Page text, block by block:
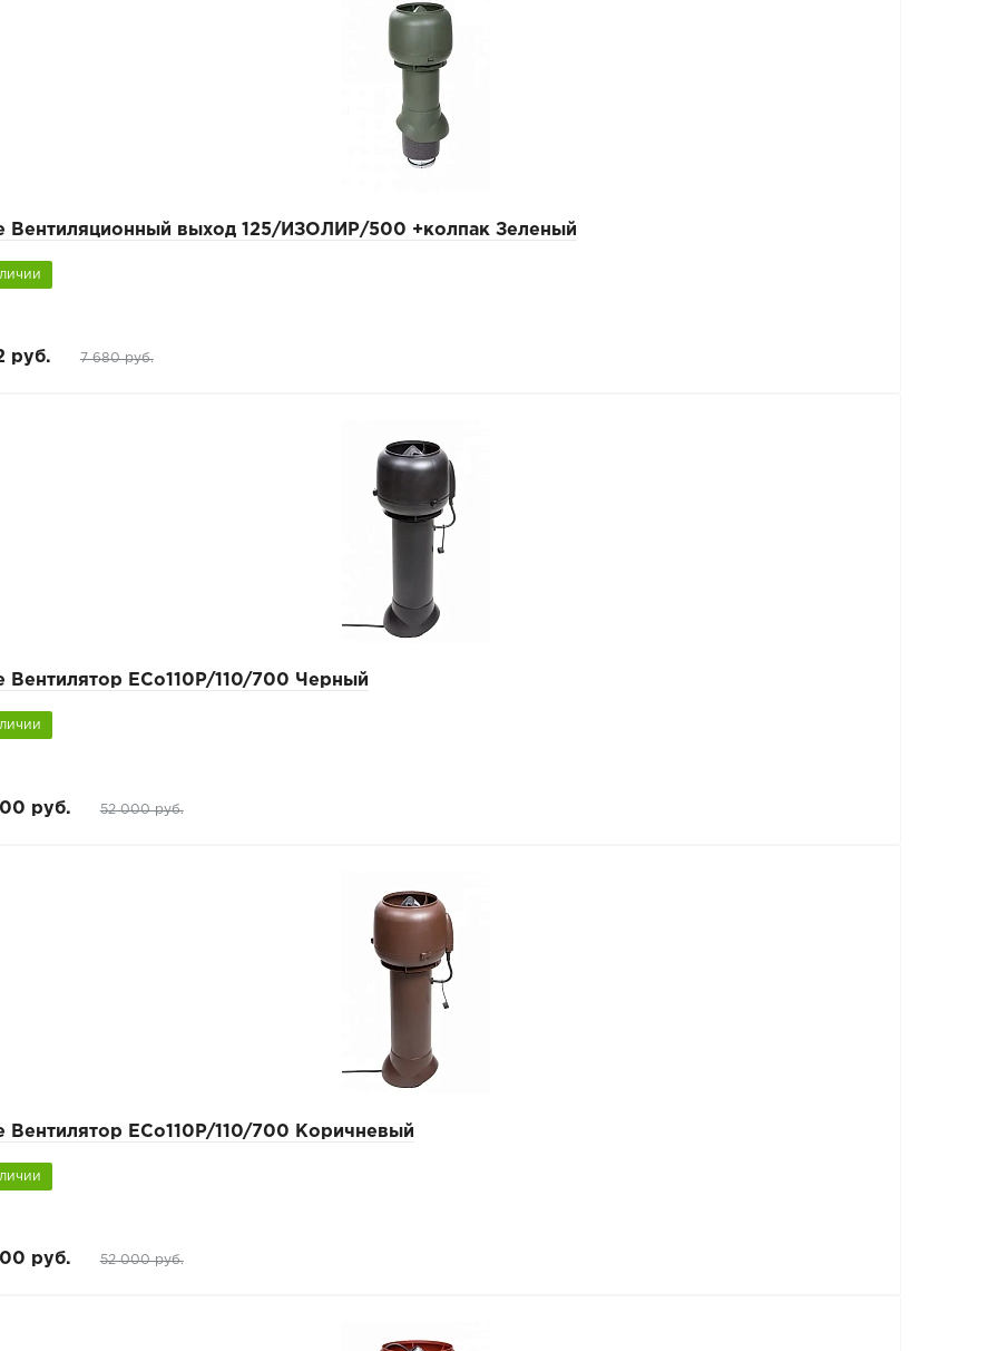
Вентиляционный выход 125/ИЗОЛИР/500 +колпак Зеленый
руб. 7 680 руб.
Вентилятор ECo110P/110/700 Черный
руб. 52 000 руб.
Вентилятор ECo110P/110/700 Коричневый
руб. 52 000 руб.